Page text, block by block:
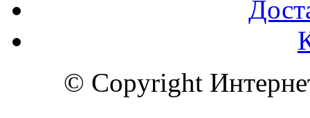
© Copyright